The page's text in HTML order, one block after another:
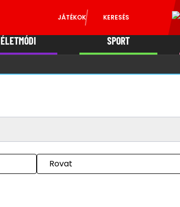
JÁTÉKOK KERESÉS
ÉLETMÓDI SPORT
Rovat